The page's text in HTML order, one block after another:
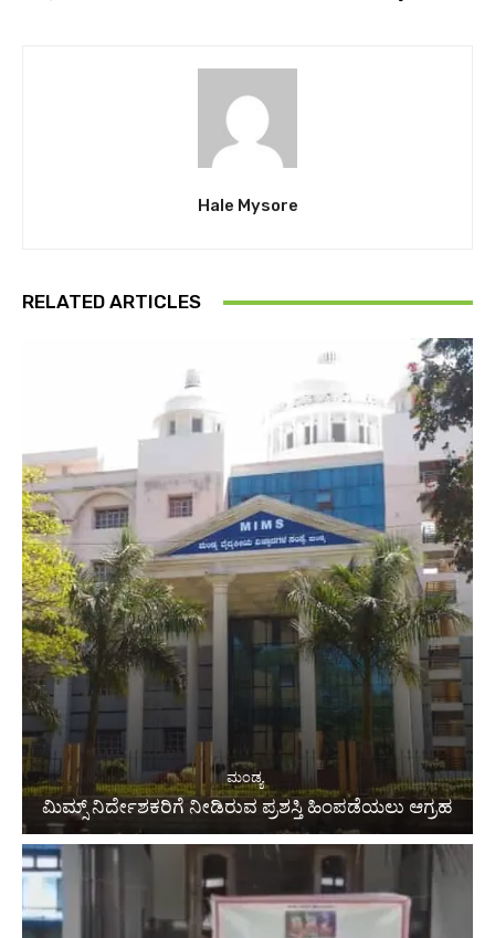
Hale Mysore
RELATED ARTICLES
ಮಂಡ್ಯ
ಮಿಮ್ಸ್ ನಿರ್ದೇಶಕರಿಗೆ ನೀಡಿರುವ ಪ್ರಶಸ್ತಿ ಹಿಂಪಡೆಯಲು ಆಗ್ರಹ